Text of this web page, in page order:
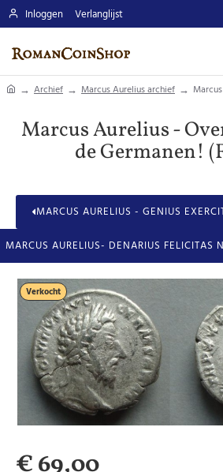
Inloggen Verlanglijst
homeArchief Marcus Aurelius archief
Marcus Aurelius -
de Germanen!
MARCUS AURELIUS - GENIUS
MARCUS AURELIUS- DENARIUS FELICITAS
Verkocht
€ 69,00